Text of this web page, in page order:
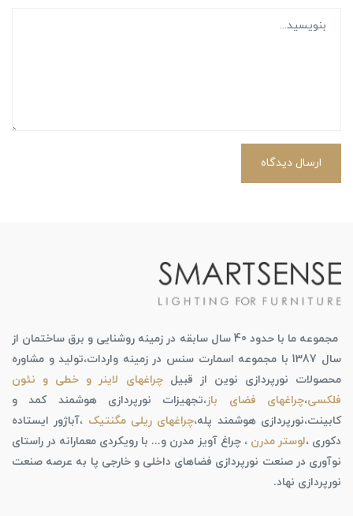
ارسال دیدگاه
مجموعه ما با حدود 40 سال سابقه در زمینه روشنایی و برق ساختمان از
سال 1387 با مجموعه اسمارت سنس در زمینه واردات،تولید و مشاوره
محصولات نورپردازی نوین از قبیلچراغهای لاینر و خطی و نئون
فلکسی،چراغهای فضای باز،تجهیزات نورپردازی هوشمند کمد و
کابینت،نورپردازی هوشمند پله،چراغهای ریلی مگنتیک ،آباژور ایستاده
دکوری ،لوستر مدرن ، چراغ آویز مدرن و... با رویکردی معمارانه در راستای
نوآوری در صنعت نورپردازی فضاهای داخلی و خارجی پا به عرصه صنعت
نورپردازی نهاد.